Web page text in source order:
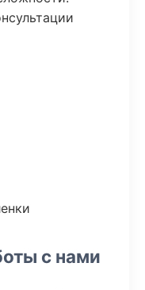
с нами